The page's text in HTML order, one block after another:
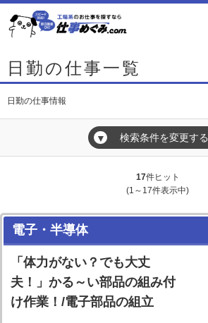
日勤の仕事一覧
日勤の仕事情報
▼ 検索条件を変更する
17件ヒット
(1～17件表示中)
電子・半導体
「体力がない？でも大丈
夫！」かる～い部品の組み付
け作業！/電子部品の組立